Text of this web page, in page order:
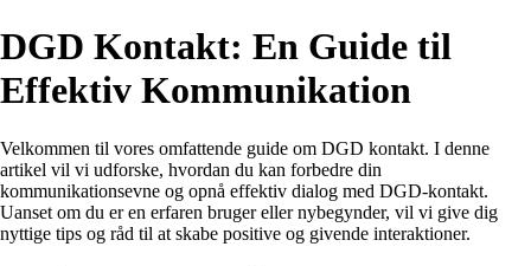
DGD Kontakt: En Guide til
Effektiv Kommunikation
Velkommen til vores omfattende guide om DGD kontakt. I denne
artikel vil vi udforske, hvordan du kan forbedre din
kommunikationsevne og opnå effektiv dialog med DGD-kontakt.
Uanset om du er en erfaren bruger eller nybegynder, vil vi give dig
nyttige tips og råd til at skabe positive og givende interaktioner.